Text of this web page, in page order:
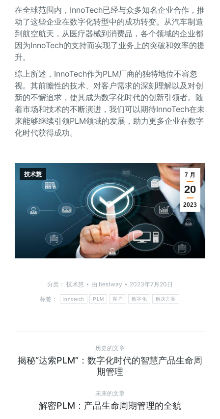
在全球范围内，InnoTech已经与众多知名企业合作，推
动了这些企业在数字化转型中的成功转变。从汽车制造
到航空航天，从医疗器械到消费品，各个领域的企业都
因为InnoTech的支持而实现了业务上的突破和效率的提
升。
综上所述，InnoTech作为PLM厂商的独特地位不容忽
视。其前瞻性的技术、对客户需求的深刻理解以及对创
新的不懈追求，使其成为数字化时代的创新引领者。随
着市场和技术的不断演进，我们可以期待InnoTech在未
来能够继续引领PLM领域的发展，助力更多企业在数字
化时代获得成功。
7 月
20
2023
技术慧
分类： 技术慧 由 bestway
2023年7月20日
标签：
innotech PLM 客户 数字化 解决方案
历史的文章
揭秘“达索PLM”：数字化时代的智慧产品生命周
期管理
未来的文章
解密PLM：产品生命周期管理的全貌